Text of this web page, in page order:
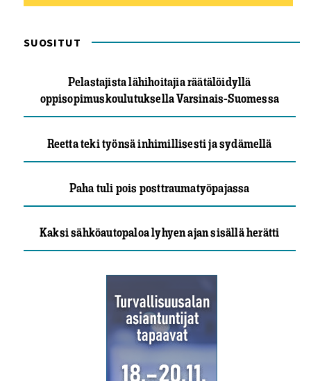
SUOSITUT
Pelastajista lähihoitajia räätälöidyllä
oppisopimuskoulutuksella Varsinais-Suomessa
Reetta teki työnsä inhimillisesti ja sydämellä
Paha tuli pois posttraumatyöpajassa
Kaksi sähköautopaloa lyhyen ajan sisällä herätti